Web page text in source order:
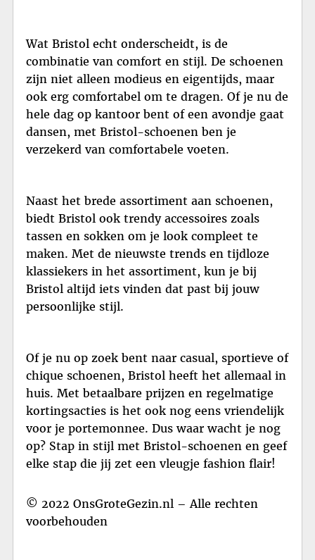
Wat Bristol echt onderscheidt, is de
combinatie van comfort en stijl. De schoenen
zijn niet alleen modieus en eigentijds, maar
ook erg comfortabel om te dragen. Of je nu de
hele dag op kantoor bent of een avondje gaat
dansen, met Bristol-schoenen ben je
verzekerd van comfortabele voeten.
Naast het brede assortiment aan schoenen,
biedt Bristol ook trendy accessoires zoals
tassen en sokken om je look compleet te
maken. Met de nieuwste trends en tijdloze
klassiekers in het assortiment, kun je bij
Bristol altijd iets vinden dat past bij jouw
persoonlijke stijl.
Of je nu op zoek bent naar casual, sportieve of
chique schoenen, Bristol heeft het allemaal in
huis. Met betaalbare prijzen en regelmatige
kortingsacties is het ook nog eens vriendelijk
voor je portemonnee. Dus waar wacht je nog
op? Stap in stijl met Bristol-schoenen en geef
elke stap die jij zet een vleugje fashion flair!
© 2022 OnsGroteGezin.nl – Alle rechten
voorbehouden